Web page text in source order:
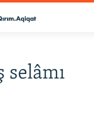
selâmı